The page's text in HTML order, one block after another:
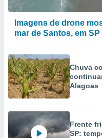
Imagens de drone
mar de Santos, em SP
Chuva
Alagoas
Frente
SP: